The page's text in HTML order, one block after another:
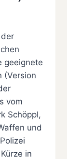
geeignete
(Version
vom
Schöppl,
und
in